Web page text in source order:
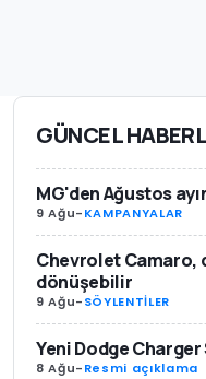
GÜNCEL
MG'den Ağustos
9 Ağu-KAMPANYALAR
Chevrolet Camaro,
dönüşebilir
9 Ağu-SÖYLENTİLER
Yeni Dodge Charger
8 Ağu-Resmi açıklama